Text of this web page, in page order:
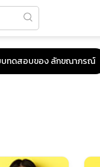
บทดสอบของ ลักขณาภรณ์